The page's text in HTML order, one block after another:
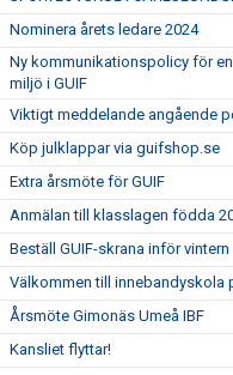
Nominera årets ledare 2024
Ny kommunikationspolicy för
miljö i GUIF
Viktigt meddelande angående
Köp julklappar via guifshop.se
Extra årsmöte för GUIF
Anmälan till klasslagen födda
Beställ GUIF-skrana inför vintern
Välkommen till innebandyskola
Årsmöte Gimonäs Umeå IBF
Kansliet flyttar!